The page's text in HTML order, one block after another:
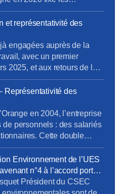
leur financement entre le
année, les CSEE versent
budget pour la gestion des
solidarité, retraites,
etc.…). Cet […]
et représentativité des
engagées auprès de la
avec un premier
2025, et aux retours de la
la CFE-CGC Orange a
Rappel du contexte :
en 2004, l’entreprise
de personnels […]
Représentativité des
en 2004, l’entreprise
personnels : des salariés
Cette double
une distinction claire
notamment pour
syndicale au regard de
télécommunications. Or,
de novembre
Environnement de l’UES
n°4 à l’accord portant
de l’UES Orange _
Président du CSEC